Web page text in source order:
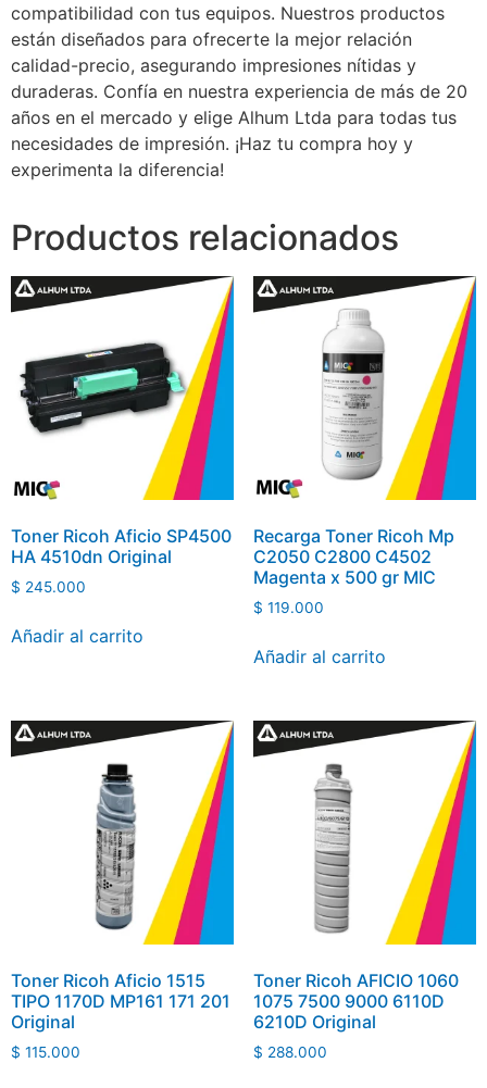
compatibilidad con tus equipos. Nuestros productos
están diseñados para ofrecerte la mejor relación
calidad-precio, asegurando impresiones nítidas y
duraderas. Confía en nuestra experiencia de más de 20
años en el mercado y elige Alhum Ltda para todas tus
necesidades de impresión. ¡Haz tu compra hoy y
experimenta la diferencia!
Productos relacionados
Toner Ricoh Aficio SP4500
HA 4510dn Original
$ 245.000
Añadir al carrito
Recarga Toner Ricoh Mp
C2050 C2800 C4502
Magenta x 500 gr MIC
$ 119.000
Añadir al carrito
Toner Ricoh Aficio 1515
TIPO 1170D MP161 171 201
Original
$ 115.000
Toner Ricoh AFICIO 1060
1075 7500 9000 6110D
6210D Original
$ 288.000